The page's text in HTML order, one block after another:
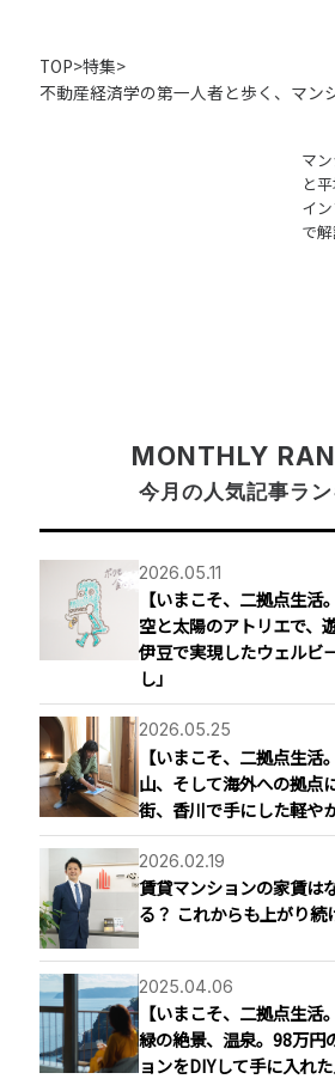
TOP>特集>
不動産経済学の第一人者と歩く、マン
マ
と
イ
で
MONTHLY
今月の人気記事ラ
2026.05.11
【いまこそ、二拠点生
空と太陽のアトリエで、
伊豆で実現したウェルビ
し」
2026.05.25
【いまこそ、二拠点生活
山、そして海外への拠点
街、香川で手にした軽や
2026.02.19
賃貸マンションの家賃は
る？ これからも上がり続
2025.04.06
【いまこそ、二拠点生
緑の絶景、温泉。98万円
ョンをDIYして手に入れ